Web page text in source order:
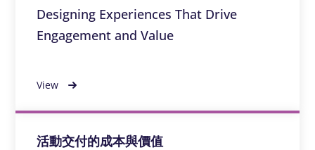
Designing Experiences That Drive
Engagement and Value
View
活動交付的成本與價值